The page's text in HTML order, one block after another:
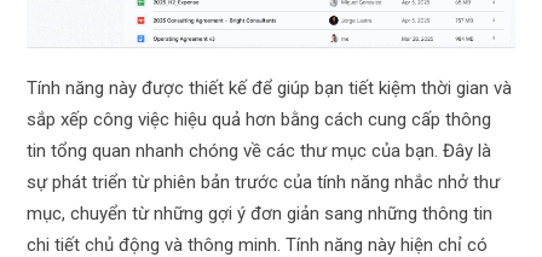
Tính năng này được thiết kế để giúp bạn tiết kiệm thời gian và
sắp xếp công việc hiệu quả hơn bằng cách cung cấp thông
tin tổng quan nhanh chóng về các thư mục của bạn. Đây là
sự phát triển từ phiên bản trước của tính năng nhắc nhở thư
mục, chuyển từ những gợi ý đơn giản sang những thông tin
chi tiết chủ động và thông minh. Tính năng này hiện chỉ có